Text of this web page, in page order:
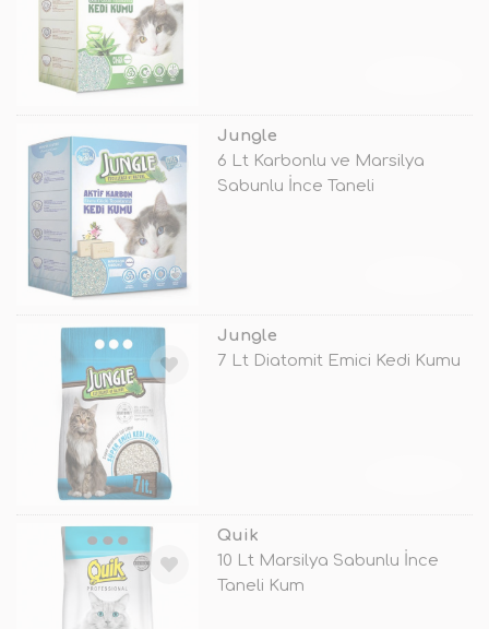
Jungle
6 Lt Karbonlu ve Marsilya
Sabunlu İnce Taneli
Jungle
7 Lt Diatomit Emici Kedi Kumu
Quik
10 Lt Marsilya Sabunlu İnce
Taneli Kum